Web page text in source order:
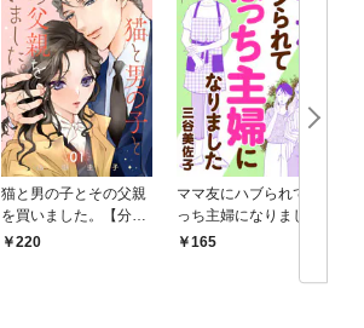
猫と男の子とその父親
を買いました。【分冊
版】 1
220
ママ友にハブられてぼ
っち主婦になりました
【分冊版】 1
165